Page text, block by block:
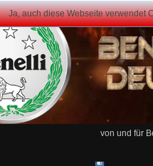
Ja, auch diese Webseite verwendet
von und für